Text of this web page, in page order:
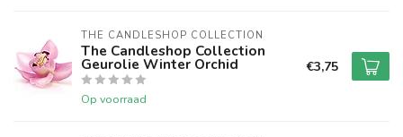
THE CANDLESHOP COLLECTION
The Candleshop Collection
Geurolie Winter Orchid
Op voorraad
€3,75